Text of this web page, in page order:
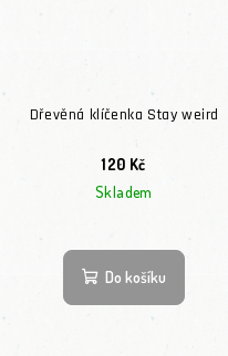
Dřevěná klíčenka Stay weird
120 Kč
Skladem
Do košíku